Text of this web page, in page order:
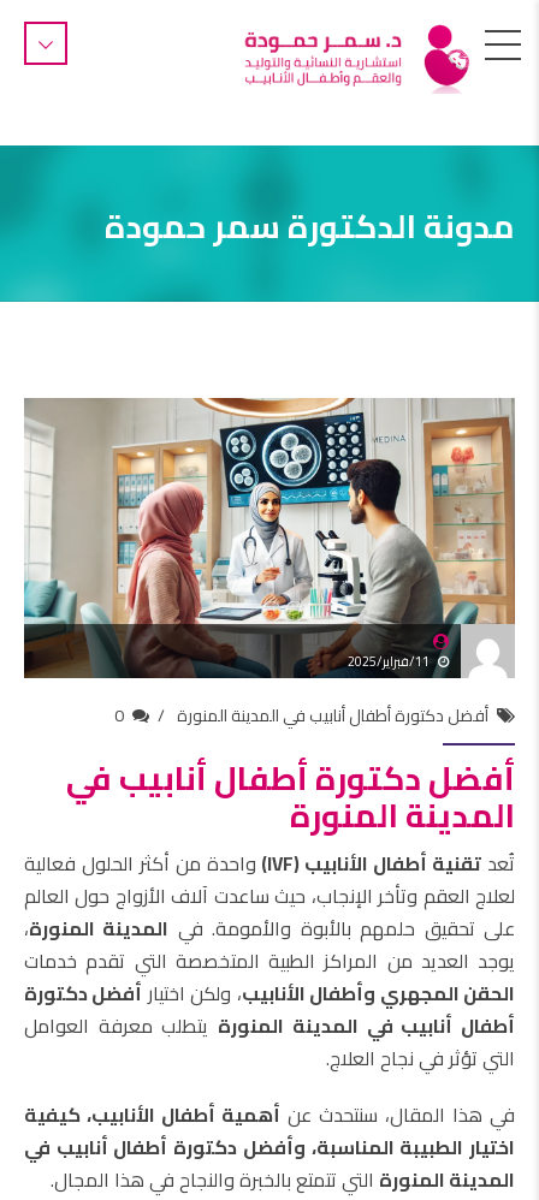
مدونة الدكتورة سمر حمودة
11/فبراير/2025
أفضل دكتورة أطفال أنابيب في المدينة المنورة 0
أفضل دكتورة أطفال أنابيب في
المدينة المنورة
تُعد تقنية أطفال الأنابيب (IVF)
واحدة من أكثر الحلول فعالية
لعلاج العقم وتأخر الإنجاب، حيث ساعدت آلاف الأزواج حول العالم
على تحقيق حلمهم بالأبوة والأمومة. في المدينة المنورة،
يوجد العديد من المراكز الطبية المتخصصة التي تقدم خدمات
الحقن المجهري وأطفال الأنابيب، ولكن اختيارأفضل دكتورة
أطفال أنابيب في المدينة المنورة يتطلب معرفة العوامل
التي تؤثر في نجاح العلاج.
في هذا المقال، سنتحدث عن أهمية أطفال الأنابيب، كيفية
اختيار الطبيبة المناسبة، وأفضل دكتورة أطفال أنابيب في
المدينة المنورة التي تتمتع بالخبرة والنجاح في هذا المجال.